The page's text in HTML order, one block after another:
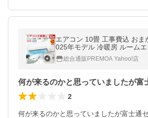
エアコン 10畳 工事費込 おま
025年モデル 冷暖房 ルームエ
0V ダイキン 三菱電機 シャー
ナソニック 三菱重工 富士通
総合通販PREMOA Yahoo!店
2
何が来るのかと思っていましたが富士通